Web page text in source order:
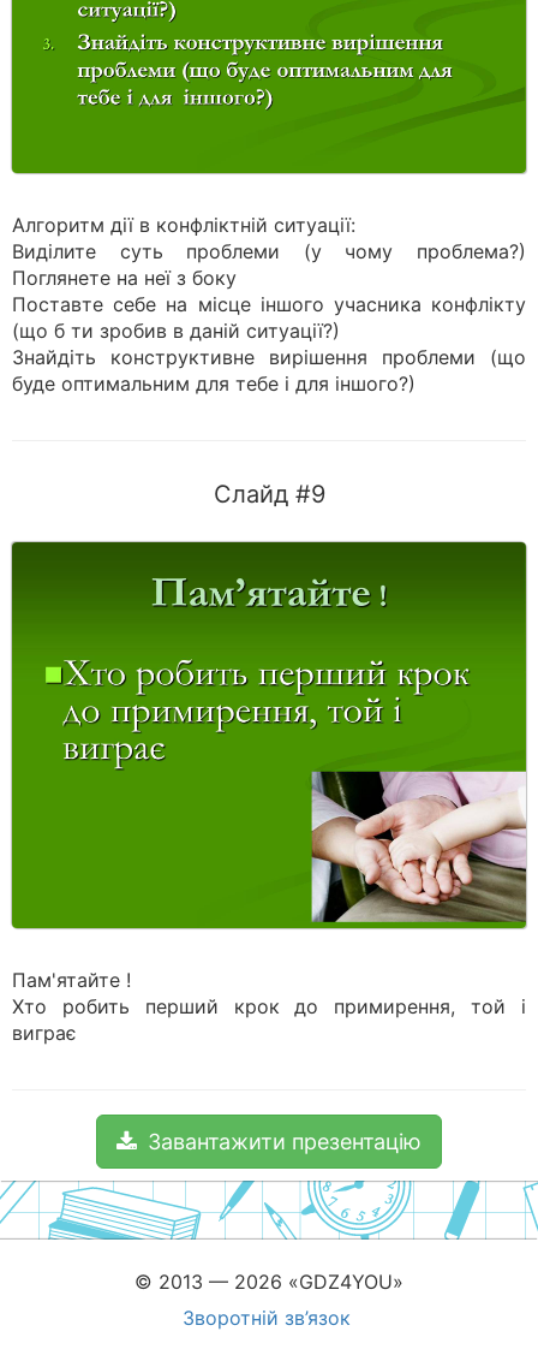
Алгоритм дії в конфліктній ситуації:
Виділите суть проблеми (у чому проблема?)
Поглянете на неї з боку
Поставте себе на місце іншого учасника конфлікту
(що б ти зробив в даній ситуації?)
Знайдіть конструктивне вирішення проблеми (що
буде оптимальним для тебе і для іншого?)
Слайд #9
Пам'ятайте !
Хто робить перший крок до примирення, той і
виграє
Завантажити презентацію
© 2013 — 2026 «GDZ4YOU»
Зворотній зв’язок